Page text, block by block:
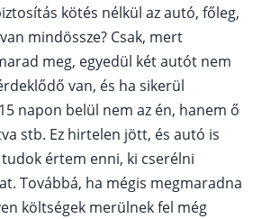
kötés nélkül az autó, főleg,
mindössze? Csak, mert
meg, egyedül két autót nem
van, és ha sikerül
napon belül nem az én, hanem ő
stb. Ez hirtelen jött, és autó is
tudok értem enni, ki cserélni
Továbbá, ha mégis megmaradna
költségek merülnek fel még